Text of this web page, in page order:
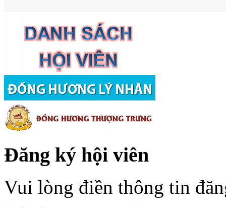
Đăng ký hội viên
Vui lòng điền thông tin